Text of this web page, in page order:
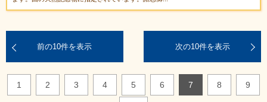
前の10件を表示 次の10件を表示
1 2 3 4 5 6 7 8 9